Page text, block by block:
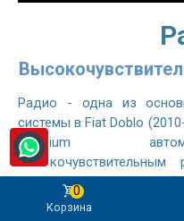
Радио - одна из
системы в Fiat Doblo
Premium
оригинальным
позволяет слушать FM-
Корзина
0